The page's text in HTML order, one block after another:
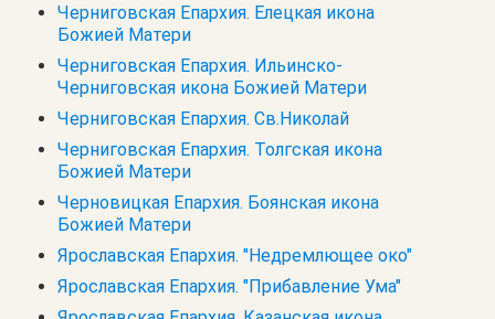
Черниговская Епархия. Елецкая икона
Божией Матери
Черниговская Епархия. Ильинско-
Черниговская икона Божией Матери
Черниговская Епархия. Св.Николай
Черниговская Епархия. Толгская икона
Божией Матери
Черновицкая Епархия. Боянская икона
Божией Матери
Ярославская Епархия. "Недремлющее око"
Ярославская Епархия. "Прибавление Ума"